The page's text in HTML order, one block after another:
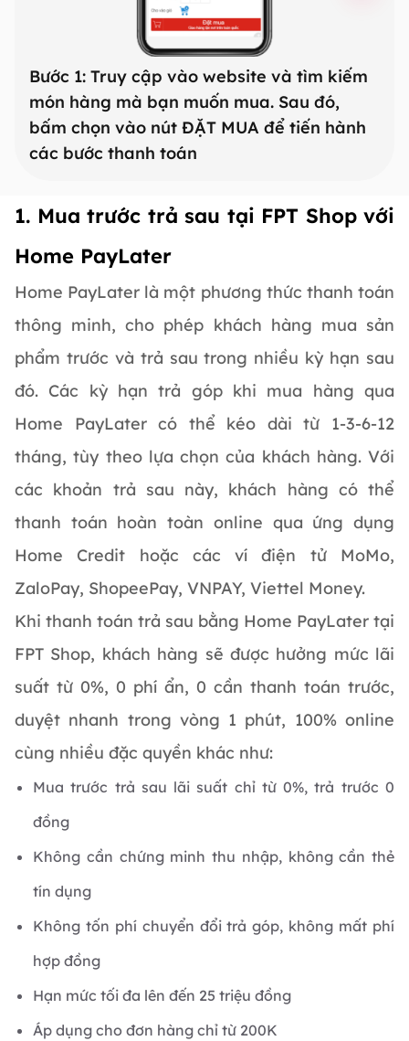
Bước 1: Truy cập vào website và tìm kiếm
món hàng mà bạn muốn mua. Sau đó,
bấm chọn vào nút ĐẶT MUA để tiến hành
các bước thanh toán
1. Mua trước trả sau tại FPT Shop với
Home PayLater
Home PayLater là một phương thức thanh toán
thông minh, cho phép khách hàng mua sản
phẩm trước và trả sau trong nhiều kỳ hạn sau
đó. Các kỳ hạn trả góp khi mua hàng qua
Home PayLater có thể kéo dài từ 1-3-6-12
tháng, tùy theo lựa chọn của khách hàng. Với
các khoản trả sau này, khách hàng có thể
thanh toán hoàn toàn online qua ứng dụng
Home Credit hoặc các ví điện tử MoMo,
ZaloPay, ShopeePay, VNPAY, Viettel Money.
Khi thanh toán trả sau bằng Home PayLater tại
FPT Shop, khách hàng sẽ được hưởng mức lãi
suất từ 0%, 0 phí ẩn, 0 cần thanh toán trước,
duyệt nhanh trong vòng 1 phút, 100% online
cùng nhiều đặc quyền khác như:
Mua trước trả sau lãi suất chỉ từ 0%, trả trước 0
đồng
Không cần chứng minh thu nhập, không cần thẻ
tín dụng
Không tốn phí chuyển đổi trả góp, không mất phí
hợp đồng
Hạn mức tối đa lên đến 25 triệu đồng
Áp dụng cho đơn hàng chỉ từ 200K